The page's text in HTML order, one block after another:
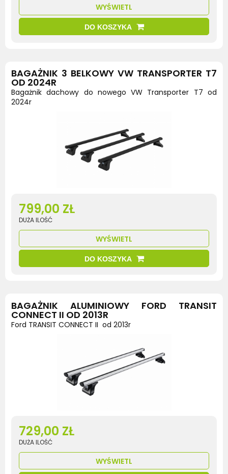
WYŚWIETL
DO KOSZYKA
BAGAŻNIK 3 BELKOWY VW TRANSPORTER T7
OD 2024R
Bagażnik dachowy do nowego VW Transporter T7 od
2024r
799,00 ZŁ
DUŻA ILOŚĆ
WYŚWIETL
DO KOSZYKA
BAGAŻNIK ALUMINIOWY FORD TRANSIT
CONNECT II OD 2013R
Ford TRANSIT CONNECT II od 2013r
729,00 ZŁ
DUŻA ILOŚĆ
WYŚWIETL